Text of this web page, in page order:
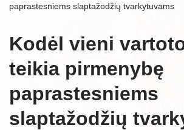
paprastesniems slaptažodžių tvarkytuvams
Kodėl vieni
teikia pirmenybę
paprastesniems
slaptažodžių